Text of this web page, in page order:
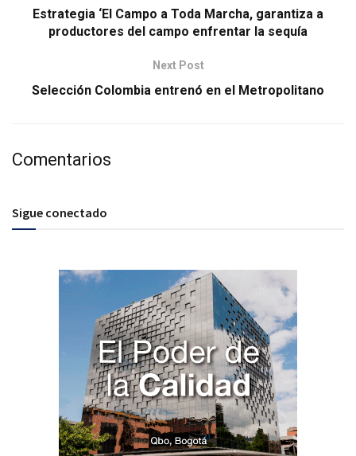
Estrategia ‘El Campo a Toda Marcha, garantiza a
productores del campo enfrentar la sequía
Next Post
Selección Colombia entrenó en el Metropolitano
Comentarios
Sigue conectado